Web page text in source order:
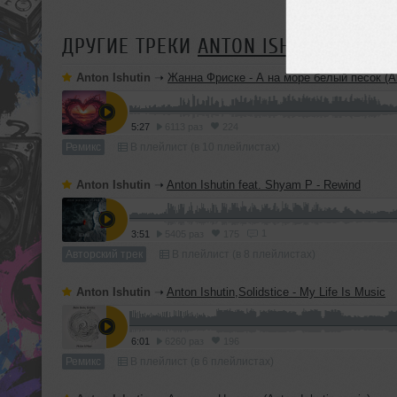
ДРУГИЕ ТРЕКИ ANTON ISHUTIN
Anton Ishutin ➝ Жанна Фриске - А на море белый песок (Anton
5:27
Ремикс
Anton Ishutin ➝ Anton Ishutin feat. Shyam P - Rewind
3:51
Авторский трек
Anton Ishutin ➝ Anton Ishutin,Solidstice - My Life Is Music
6:01
Ремикс